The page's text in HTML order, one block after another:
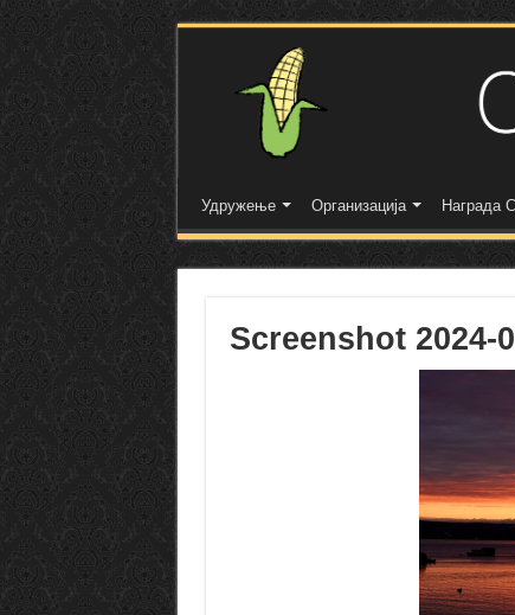
Удружење Организација Награда
Screenshot 2024-